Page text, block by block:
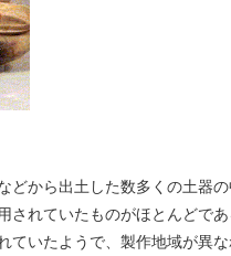
から出土した数多くの土器
れていたものがほとんどであ
いたようで、製作地域が異